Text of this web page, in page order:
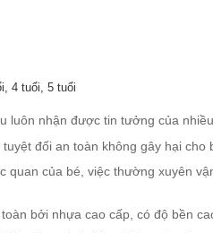
4 tuổi, 5 tuổi
luôn nhận được tin tưởng của
đối an toàn không gây hại cho
quan của bé, việc thường xuyên
bởi nhựa cao cấp, có độ bền